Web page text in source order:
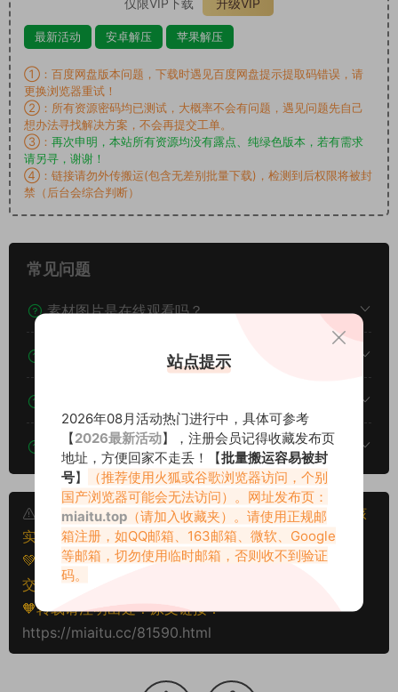
仅限VIP下载
升级VIP
最新活动 安卓解压 苹果解压
①：百度网盘版本问题，下载时遇见百度网盘提示提取码错误，请
更换浏览器重试！
②：所有资源密码均已测试，大概率不会有问题，遇见问题先自己
想办法寻找解决方案，不会再提交工单。
③： 再次申明，本站所有资源均没有露点、纯绿色版本，若有需求
请另寻，谢谢！
④：链接请勿外传搬运(包含无差别批量下载)，检测到后权限将被封
禁（后台会综合判断）
常见问题
素材图片是在线观看吗？
我不会解压怎么办？
该资源能搬运分享吗？
本文资源仅供个人参考学习，请勿批量搬运，一经核
实将封禁账号权限！
💚本文资源均来源网友分享，若侵犯了您的权益可以提
交工单处理。
🧡转载请注明出处！原文链接：
https://miaitu.cc/81590.html
站点提示
2026年08月活动热门进行中，具体可参考
【2026最新活动】，注册会员记得收藏发布页
地址，方便回家不走丢！【批量搬运容易被封
号】
（推荐使用火狐或谷歌浏览器访问，个别
国产浏览器可能会无法访问）。网址发布页：
miaitu.top （请加入收藏夹）。请使用正规邮
箱注册，如QQ邮箱、163邮箱、微软、Google
等邮箱，切勿使用临时邮箱，否则收不到验证
码。